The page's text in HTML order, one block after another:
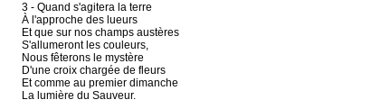
3 - Quand s'agitera la terre
À l'approche des lueurs
Et que sur nos champs austères
S'allumeront les couleurs,
Nous fêterons le mystère
D'une croix chargée de fleurs
Et comme au premier dimanche
La lumière du Sauveur.